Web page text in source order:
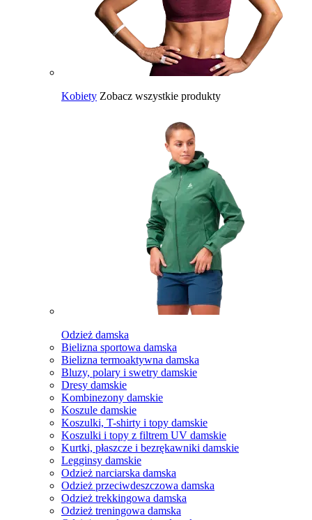
Kobiety Zobacz wszystkie produkty
Odzież damska
Bielizna sportowa damska
Bielizna termoaktywna damska
Bluzy, polary i swetry damskie
Dresy damskie
Kombinezony damskie
Koszule damskie
Koszulki, T-shirty i topy damskie
Koszulki i topy z filtrem UV damskie
Kurtki, płaszcze i bezrękawniki damskie
Legginsy damskie
Odzież narciarska damska
Odzież przeciwdeszczowa damska
Odzież trekkingowa damska
Odzież treningowa damska